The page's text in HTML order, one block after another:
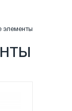
элементы